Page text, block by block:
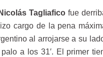
Nicolás Tagliafico fue
cargo de la pena
al arrojarse a su
a los 31′. El primer